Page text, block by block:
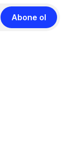
Abone ol